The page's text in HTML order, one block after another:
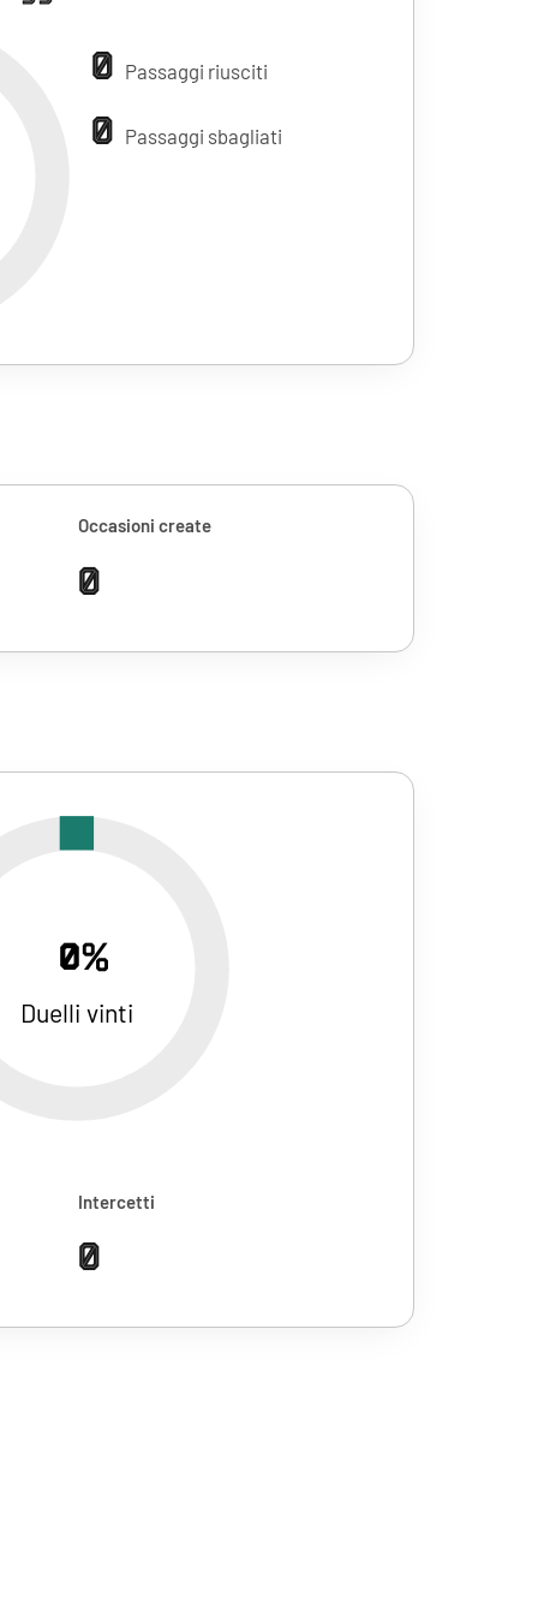
0 Passaggi riusciti
0 Passaggi sbagliati
Occasioni create
0
0%
Duelli vinti
Intercetti
0